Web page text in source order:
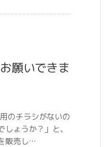
願いできま
のチラシがないの
ょうか？」と、
販売し…